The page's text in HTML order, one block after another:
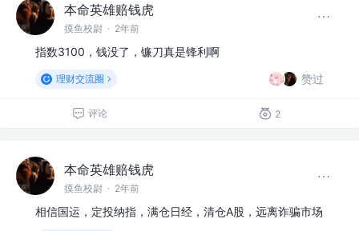
本命英雄赔钱虎
摸鱼校尉 · 2年前
指数3100，钱没了，镰刀真是锋利啊
理财交流圈 赞过
评论 2
本命英雄赔钱虎
摸鱼校尉 · 2年前
相信国运，定投纳指，满仓日经，清仓A股，远离诈骗市场